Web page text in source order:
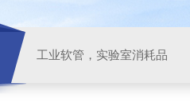
工业软管，实验室消耗品